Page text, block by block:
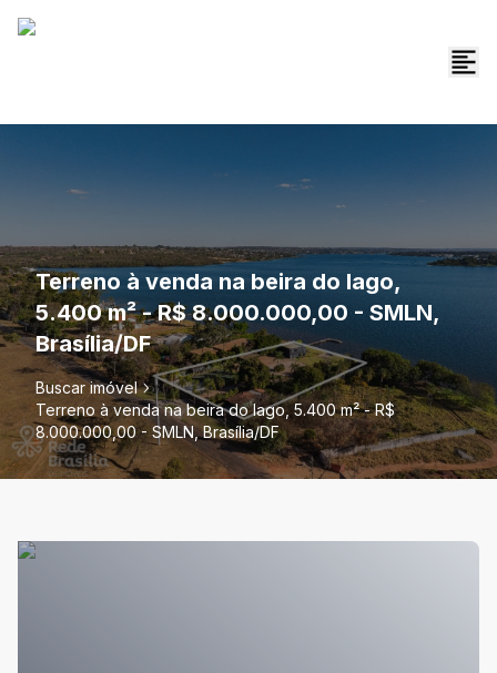
Terreno à venda na beira do lago,
5.400 m² - R$ 8.000.000,00 - SMLN,
Brasília/DF
Buscar imóvel
Terreno à venda na beira do lago, 5.400 m² - R$
8.000.000,00 - SMLN, Brasília/DF